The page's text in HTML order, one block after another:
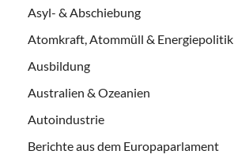
Asyl- & Abschiebung
Atomkraft, Atommüll & Energiepolitik
Ausbildung
Australien & Ozeanien
Autoindustrie
Berichte aus dem Europaparlament